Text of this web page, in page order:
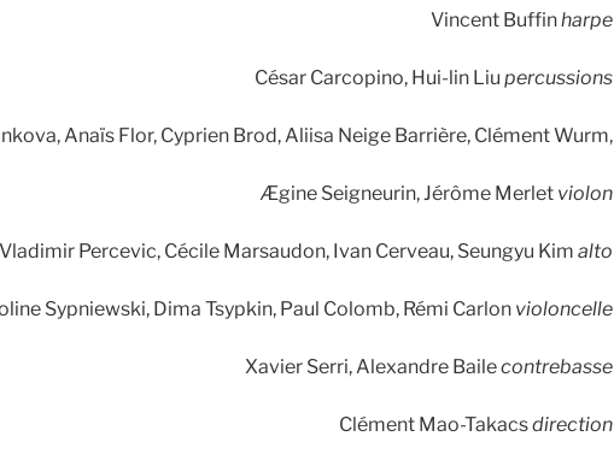
Vincent Buffinharpe
César Carcopino, Hui-lin Liu percussions
Anaïs Flor, Cyprien Brod, Aliisa Neige Barrière, Clément Wurm,
Ægine Seigneurin, Jérôme Merlet violon
Vladimir Percevic, Cécile Marsaudon, Ivan Cerveau, Seungyu Kim alto
Sypniewski, Dima Tsypkin, Paul Colomb, Rémi Carlon violoncelle
Xavier Serri, Alexandre Bailecontrebasse
Clément Mao-Takacsdirection